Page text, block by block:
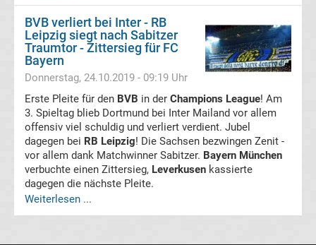
TV
Champions
League
Sieger
Torschützenkönige
Champions
BVB verliert bei Inter - RB
Leipzig siegt nach Sabitzer
Traumtor - Zittersieg für FC
Bayern
Donnerstag, 24.10.2019 - 09:19 Uhr
Erste Pleite für den BVB in der Champions League! Am
3. Spieltag blieb Dortmund bei Inter Mailand vor allem
offensiv viel schuldig und verliert verdient. Jubel
dagegen bei RB Leipzig! Die Sachsen bezwingen Zenit -
vor allem dank Matchwinner Sabitzer. Bayern München
verbuchte einen Zittersieg, Leverkusen kassierte
dagegen die nächste Pleite.
Weiterlesen ...